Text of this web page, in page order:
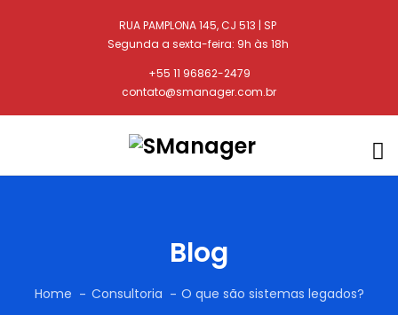
RUA PAMPLONA 145, CJ 513 | SP
Segunda a sexta-feira: 9h às 18h
+55 11 96862-2479
contato@smanager.com.br
Blog
Home Consultoria O que são sistemas legados?